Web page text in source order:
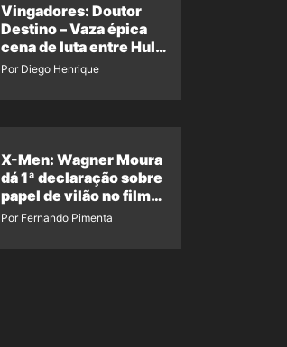
Vingadores: Doutor
Destino – Vaza épica
cena de luta entre Hulk
e o Coisa
Por Diego Henrique
X-Men: Wagner Moura
dá 1ª declaração sobre
papel de vilão no filme
da Marvel
Por Fernando Pimenta